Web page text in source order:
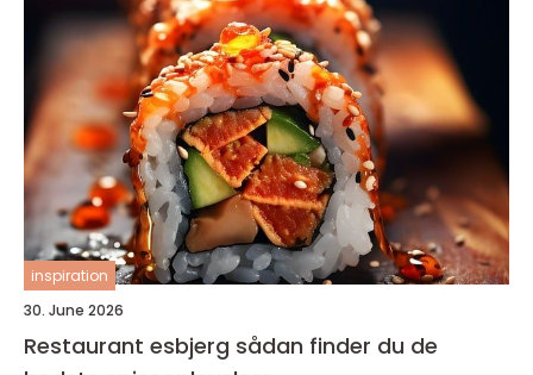
inspiration
30. June 2026
Restaurant esbjerg sådan finder du de